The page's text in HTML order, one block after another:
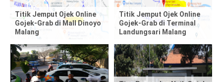
t
h
i
s
Titik Jemput Ojek Online
Gojek-Grab di Mall Dinoyo
Malang
Titik Jemput Ojek Online
Gojek-Grab di Terminal
Landungsari Malang